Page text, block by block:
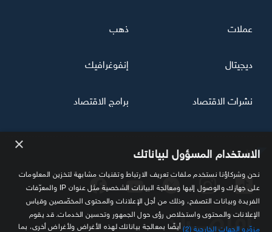
تابعنا
عملات ذهب
ديجيتال إنفوغرافيك
نشرات الاقتصاد برامج الاقتصاد
× الاستخدام المسؤول لبياناتك
نحن وشركاؤنا نستخدم ملفات تعريف الارتباط وتقنيات مشابهة لتخزين المعلومات
على جهازك والوصول إليها ومعالجة البيانات الشخصية مثل عنوان IP والمعرّفات
الفريدة وبيانات التصفح، وذلك من أجل الإعلانات والمحتوى المخصّصين وقياس
الإعلانات والمحتوى واستخلاص رؤى حول الجمهور وتحسين الخدمات. قد يقوم
مزوّدو الجهات الخارجية (2)
أيضًا بمعالجة بياناتك لهذه الأغراض ولأغراض أخرى، بما